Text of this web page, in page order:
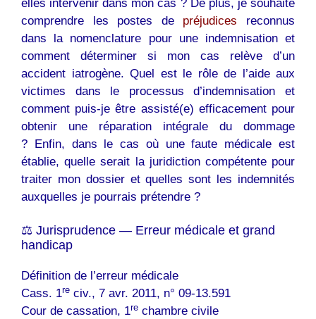
elles intervenir dans mon cas ? De plus, je souhaite
comprendre les postes de préjudices reconnus
dans la nomenclature pour une indemnisation et
comment déterminer si mon cas relève d’un
accident iatrogène. Quel est le rôle de l’aide aux
victimes dans le processus d’indemnisation et
comment puis-je être assisté(e) efficacement pour
obtenir une réparation intégrale du dommage
? Enfin, dans le cas où une faute médicale est
établie, quelle serait la juridiction compétente pour
traiter mon dossier et quelles sont les indemnités
auxquelles je pourrais prétendre ?
⚖️ Jurisprudence — Erreur médicale et grand
handicap
Définition de l’erreur médicale
Cass. 1re civ., 7 avr. 2011, n° 09-13.591
Cour de cassation, 1re chambre civile